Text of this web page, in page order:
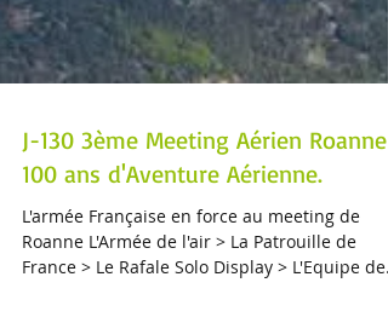
J-130 3ème Meeting Aérien Roanne
100 ans d'Aventure Aérienne.
L'armée Française en force au meeting de
Roanne L'Armée de l'air > La Patrouille de